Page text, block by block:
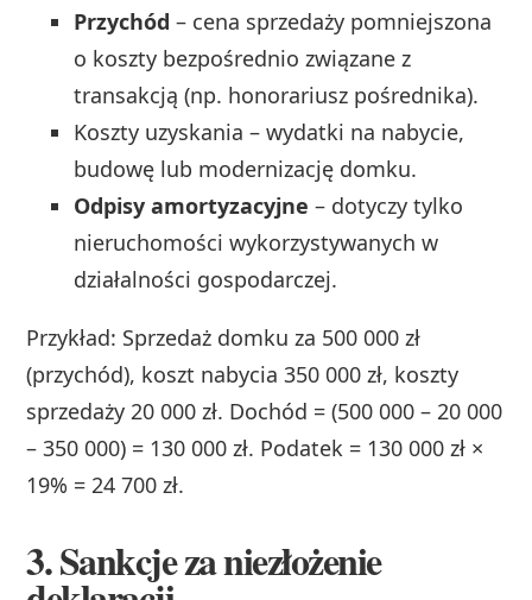
Przychód – cena sprzedaży pomniejszona
o koszty bezpośrednio związane z
transakcją (np. honorariusz pośrednika).
Koszty uzyskania – wydatki na nabycie,
budowę lub modernizację domku.
Odpisy amortyzacyjne – dotyczy tylko
nieruchomości wykorzystywanych w
działalności gospodarczej.
Przykład: Sprzedaż domku za 500 000 zł
(przychód), koszt nabycia 350 000 zł, koszty
sprzedaży 20 000 zł. Dochód = (500 000 – 20 000
– 350 000) = 130 000 zł. Podatek = 130 000 zł ×
19% = 24 700 zł.
3. Sankcje za niezłożenie